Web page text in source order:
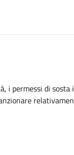
i permessi di